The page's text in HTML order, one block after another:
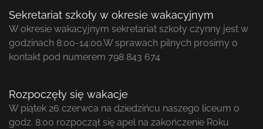
Sekretariat szkoły w okresie wakacyjnym
W okresie wakacyjnym sekretariat szkoły czynny jest w
godzinach 8:00-14:00.W sprawach pilnych prosimy o
kontakt pod numerem 798 843 674
Rozpoczęły się wakacje
W piątek 26 czerwca na dziedzińcu naszego liceum o
godz. 8:00 rozpoczął się apel na zakończenie Roku